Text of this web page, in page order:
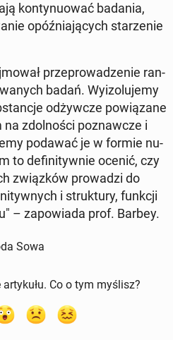
kon­ty­nu­ować badania,
opóź­nia­ją­cych sta­rze­nie
prze­pro­wa­dze­nie ran­
badań. Wy­izo­lu­je­my
od­żyw­cze po­wią­za­ne
zdol­no­ści po­znaw­cze i
podawać je w formie nu­
to de­fi­ni­tyw­nie ocenić, czy
związ­ków pro­wa­dzi do
i struk­tu­ry, funkcji
– za­po­wia­da prof. Barbey.
Sowa
Co o tym myślisz?